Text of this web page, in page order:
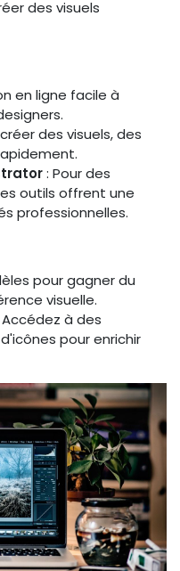
des visuels
en ligne facile à
des visuels, des
: Pour des
outils offrent une
professionnelles.
pour gagner du
visuelle.
Accédez à des
pour enrichir